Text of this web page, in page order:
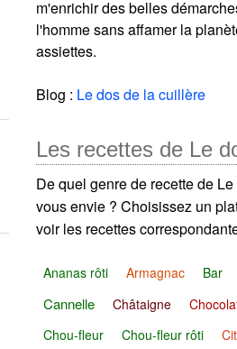
m'enrichir des belles
l'homme sans affamer la
assiettes.
Blog : Le dos de la cuillère
Les recettes de Le
De quel genre de recette de
vous envie ? Choisissez un
voir les recettes
Ananas rôti Armagnac Bar
Cannelle Châtaigne
Chou-fleur
Chou-fleur rôti